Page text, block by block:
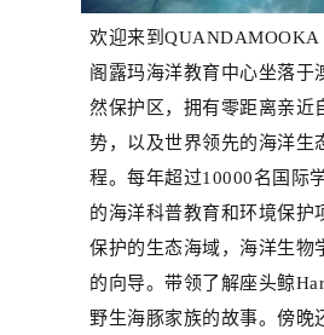
欢迎来到QUANDAMOOKA
阁露玛海洋教育中心坐落于
然保护区，拥有零距离亲近
势，以及世界领先的海洋生
程。每年超过10000名国际
的海洋科普教育和环境保护
保护的生态海域，海洋生物
的向导。带领了解座头鲸H
野生海豚家族的故事。傍晚